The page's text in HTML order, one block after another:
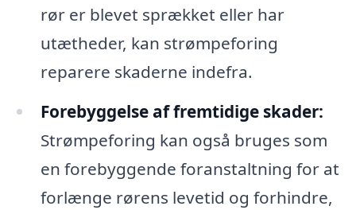
rør er blevet sprækket eller har
utætheder, kan strømpeforing
reparere skaderne indefra.
Forebyggelse af fremtidige skader:
Strømpeforing kan også bruges som
en forebyggende foranstaltning for at
forlænge rørens levetid og forhindre,